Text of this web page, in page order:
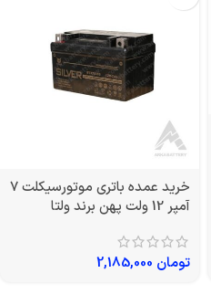
خرید عمده باتری موتورسیکلت 7
آمپر 12 ولت پهن برند ولتا
تومان